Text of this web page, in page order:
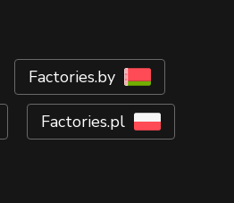
Factories.by
Factories.pl